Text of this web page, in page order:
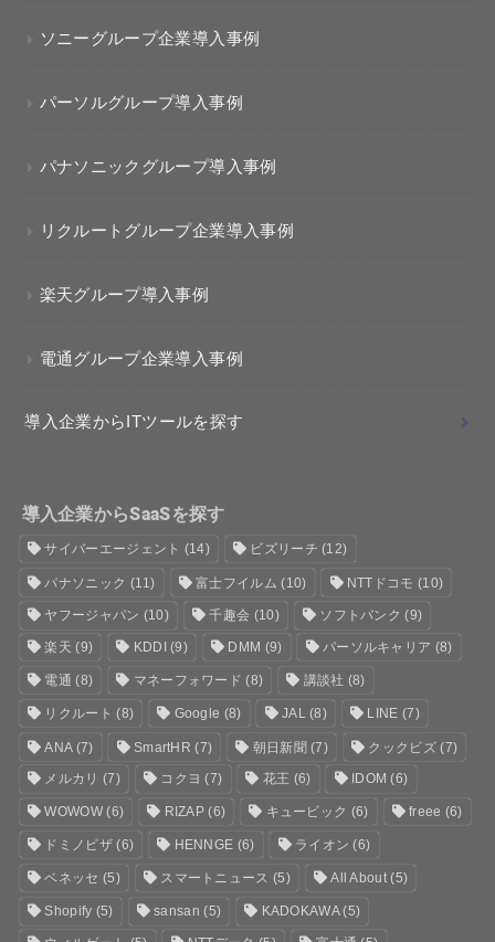
ソニーグループ企業導入事例
パーソルグループ導入事例
パナソニックグループ導入事例
リクルートグループ企業導入事例
楽天グループ導入事例
電通グループ企業導入事例
導入企業からITツールを探す
導入企業からSaaSを探す
サイバーエージェント (14) ビズリーチ (12)
パナソニック (11) 富士フイルム (10) NTTドコモ (10)
ヤフージャパン (10) 千趣会 (10) ソフトバンク (9)
楽天 (9) KDDI (9) DMM (9) パーソルキャリア (8)
電通 (8) マネーフォワード (8) 講談社 (8)
リクルート (8) Google (8) JAL(8) LINE (7)
ANA(7) SmartHR (7) 朝日新聞(7) クックビズ(7)
メルカリ (7) コクヨ (7) 花王 (6) IDOM (6)
WOWOW(6) RIZAP (6) キュービック (6) freee (6)
ドミノピザ(6) HENNGE (6) ライオン (6)
ベネッセ (5) スマートニュース (5) All About(5)
Shopify (5) sansan (5) KADOKAWA(5)